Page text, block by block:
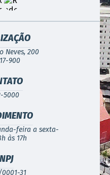
Neves, 200
900
5000
feira a sexta-
às 17h
0001-31